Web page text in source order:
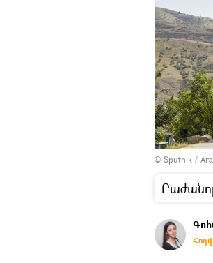
© Sputnik /